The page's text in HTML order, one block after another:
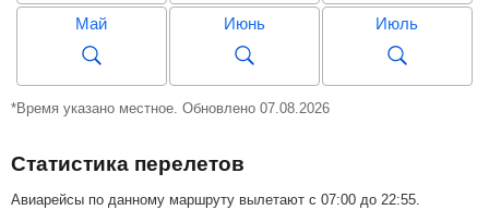
Май Июнь Июль
Август Сентябрь
*Время указано местное. Обновлено 07.08.2026
Статистика перелетов
Авиарейсы по данному маршруту вылетают с 07:00 до 22:55.